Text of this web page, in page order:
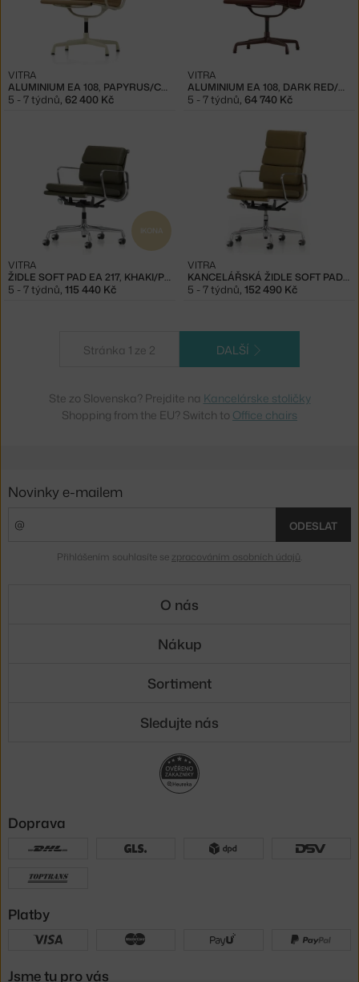
ALUMINIUM EA 108, PAPYRUS/CHALK
VITRA
5 - 7 týdnů, 62 400 Kč
ALUMINIUM EA 108, DARK RED/DARK BORDEAUX
VITRA
5 - 7 týdnů, 64 740 Kč
IKONA
ŽIDLE SOFT PAD EA 217, KHAKI/POLISHED
VITRA
5 - 7 týdnů, 115 440 Kč
KANCELÁŘSKÁ ŽIDLE SOFT PAD EA 219, OLIVE / CHROMED
VITRA
5 - 7 týdnů, 152 490 Kč
Stránka 1 ze 2 DALŠÍ
Ste zo Slovenska? Prejdite na Kancelárske stoličky
Shopping from the EU? Switch to Office chairs
Novinky e-mailem
ODESLAT
Přihlášením souhlasíte se zpracováním osobních údajů
O nás
Nákup
Sortiment
Sledujte nás
Doprava
Platby
Jsme tu pro vás